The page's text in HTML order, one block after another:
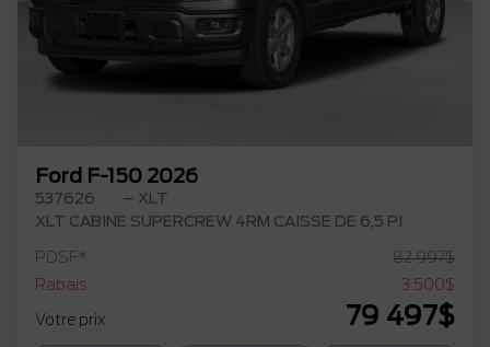
Ford F-150 2026
537626
– XLT
XLT CABINE SUPERCREW 4RM CAISSE DE 6,5 PI
PDSF* 82 997$
Rabais
3 500$
Votre prix
79 497$